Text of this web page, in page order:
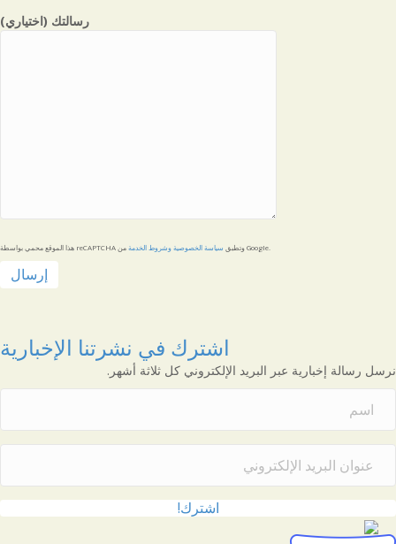
رسالتك (اختياري)
هذا الموقع محمي بواسطة reCAPTCHA وتطبق سياسة الخصوصيةوشروط الخدمة من Google.
اشترك في نشرتنا الإخبارية
نرسل رسالة إخبارية عبر البريد الإلكتروني كل ثلاثة أشهر.
اشترك!